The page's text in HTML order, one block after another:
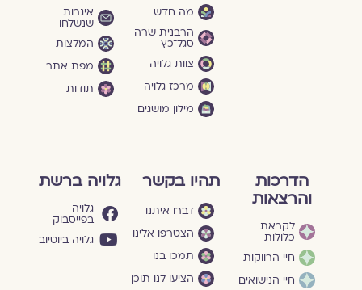
מה חדש
הרבנית שרה
סגל־כץ
צוות גלויה
מרכז גלויה
מילון מושגים
איגרות
שנשלחו
המלצות
מפת אתר
תודות
הדרכות
והרצאות
לקראת
כלולות
חיי הרווקות
חיי הנישואים
תהיו בקשר
דברו איתנו
הצטרפו אלינו
תמכו בנו
הציעו לנו תוכן
גלויה ברשת
גלויה
בפייסבוק
גלויה ביוטיוב